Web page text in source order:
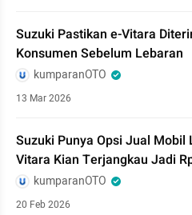
Suzuki Pastikan e-Vitara
Konsumen Sebelum Lebaran
kumparanOTO
13 Mar 2026
Suzuki Punya Opsi Jual Mobil
Vitara Kian Terjangkau Jadi
kumparanOTO
20 Feb 2026